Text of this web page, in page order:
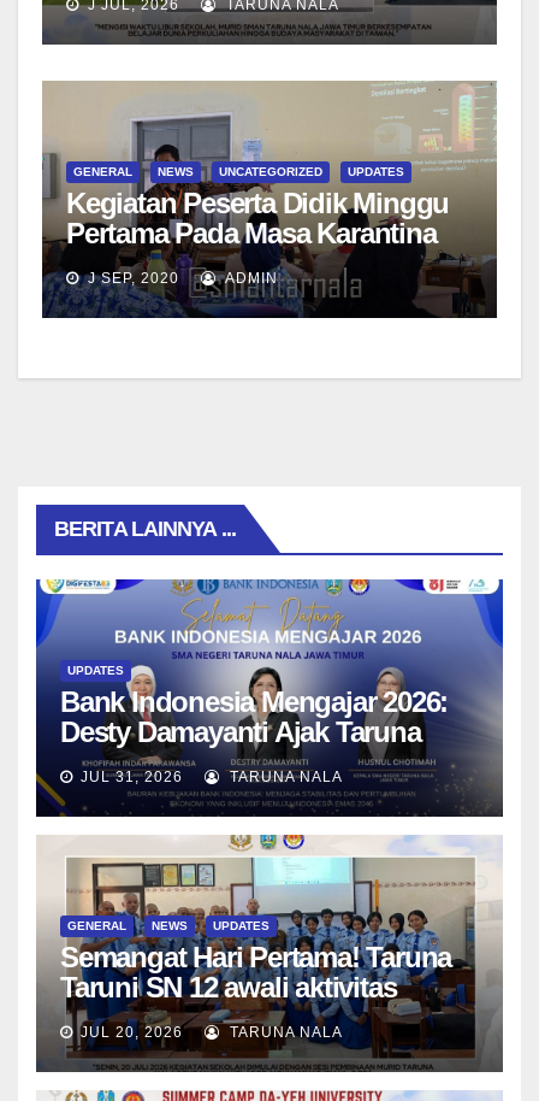
J JUL, 2026 TARUNA NALA
GENERAL NEWS UNCATEGORIZED UPDATES
Kegiatan Peserta Didik Minggu
Pertama Pada Masa Karantina
Tahap II di LANAL Malang
J SEP, 2020 ADMIN
BERITA LAINNYA ...
UPDATES
Bank Indonesia Mengajar 2026:
Desty Damayanti Ajak Taruna
SMAN Taruna Nala Jawa Timur
Menjadi Generasi Pemimpin
Berwawasan Global
JUL 31, 2026 TARUNA NALA
GENERAL NEWS UPDATES
Semangat Hari Pertama! Taruna
Taruni SN 12 awali aktivitas
bersama Wali Kelas dan Tes
Asesmen Diagnostik
JUL 20, 2026 TARUNA NALA